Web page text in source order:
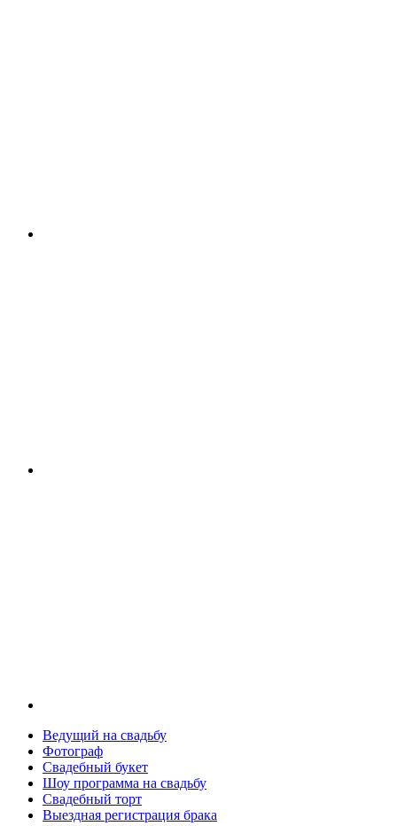
Ведущий на свадьбу
Фотограф
Свадебный букет
Шоу программа на свадьбу
Свадебный торт
Выездная регистрация брака